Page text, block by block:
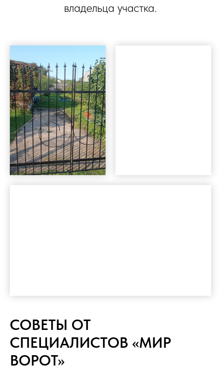
владельца участка.
СОВЕТЫ ОТ
СПЕЦИАЛИСТОВ «МИР
ВОРОТ»